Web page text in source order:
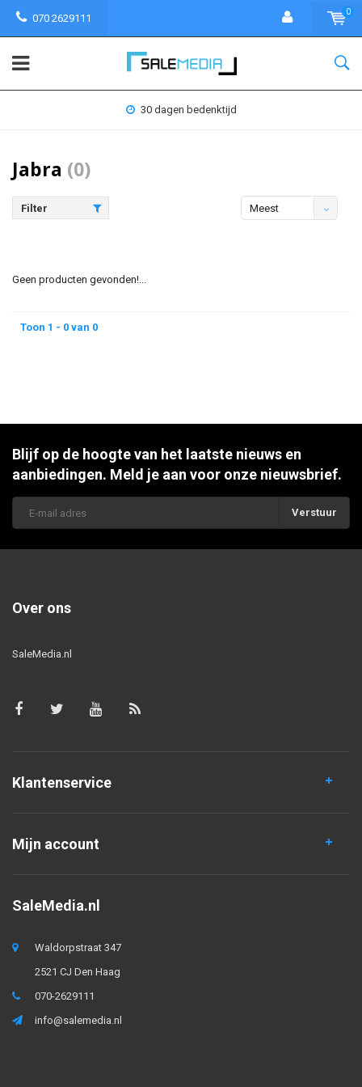
070 2629111
0
30 dagen bedenktijd
Jabra (0)
Filter
Meest
Geen producten gevonden!...
Toon 1 - 0 van 0
Blijf op de hoogte van het laatste nieuws en
aanbiedingen. Meld je aan voor onze nieuwsbrief.
Verstuur
Over ons
SaleMedia.nl
Klantenservice
Mijn account
SaleMedia.nl
Waldorpstraat 347
2521 CJ Den Haag
070-2629111
info@salemedia.nl